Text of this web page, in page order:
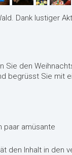
Dank lustiger
Sie den
begrüsst Sie mit
paar amüsante
den Inhalt in den